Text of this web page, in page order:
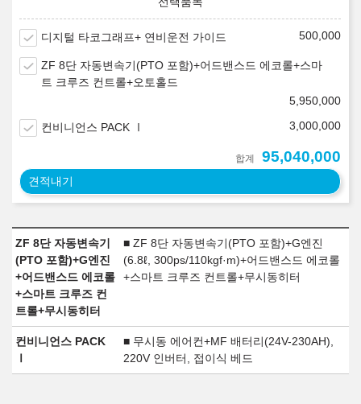
디지털 타코그래프+ 연비운전 가이드 500,000
ZF 8단 자동변속기(PTO 포함)+어드밴스드 에코롤+스마
트 크루즈 컨트롤+오토홀드
5,950,000
컨비니언스 PACK Ⅰ 3,000,000
합계 95,040,000
견적내기
ZF 8단 자동변속기
(PTO 포함)+G엔진
+어드밴스드 에코롤
+스마트 크루즈 컨
트롤+무시동히터
■ ZF 8단 자동변속기(PTO 포함)+G엔진
(6.8ℓ, 300ps/110kgf·m)+어드밴스드 에코롤
+스마트 크루즈 컨트롤+무시동히터
컨비니언스 PACK
Ⅰ
■ 무시동 에어컨+MF 배터리(24V-230AH),
220V 인버터, 접이식 베드